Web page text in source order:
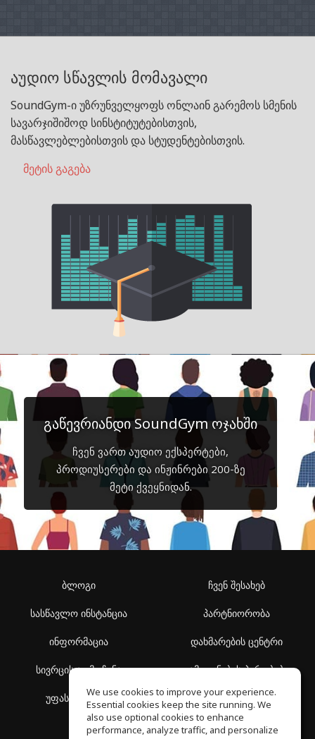
აუდიო სწავლის მომავალი
SoundGym-ი უზრუნველყოფს ონლაინ გარემოს სმენის
სავარჯიშიშოდ სინსტიტუტებისთვის,
მასწავლებლებისთვის და სტუდენტებისთვის.
მეტის გაგება
გაწევრიანდი SoundGym ოჯახში
ჩვენ ვართ აუდიო ექსპერტები,
პროდიუსერები და ინჟინრები 200-ზე
მეტი ქვეყნიდან.
ბლოგი
სასწავლო ინსტანცია
ინფორმაცია
სივრცის აღმოჩენა
უფასო სკოლა
ჩვენ შესახებ
პარტნიორობა
დახმარების ცენტრი
გამოყენების პირობები
კონფიდენციალურობის
პოლიტიკა
We use cookies to improve your experience.
Essential cookies keep the site running. We
also use optional cookies to enhance
performance, analyze traffic, and personalize